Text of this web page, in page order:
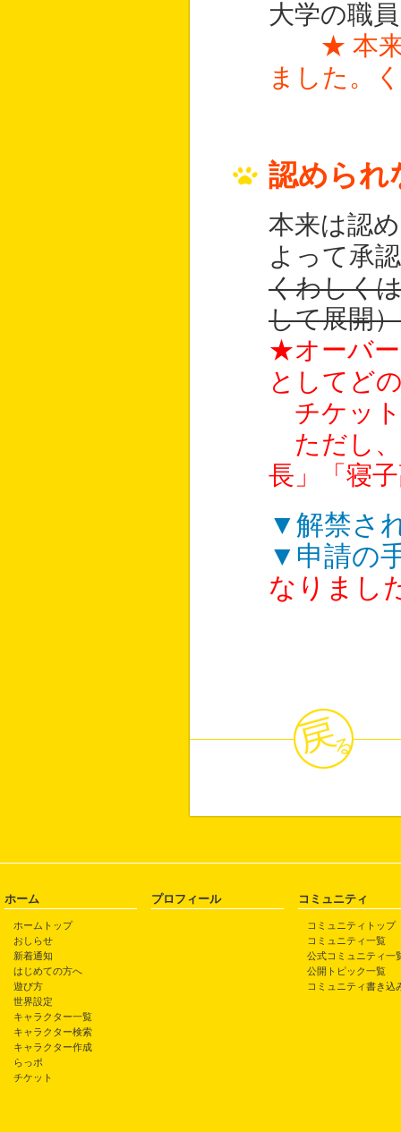
大学の職
★ 本
ました。
認められ
本来は認
よって承
くわしく
して展開
★オーバー
としてど
チケット
ただし、
長」「寝
▼解禁さ
▼申請
なりまし
ホーム
ホームトップ
おしらせ
新着通知
はじめての方へ
遊び方
世界設定
キャラクター一覧
キャラクター検索
キャラクター作成
らっポ
チケット
プロフィール コミュニティ
コミュニティトップ
コミュニティ一覧
公式コミュニティ一
公開トピック一覧
コミュニティ書き込